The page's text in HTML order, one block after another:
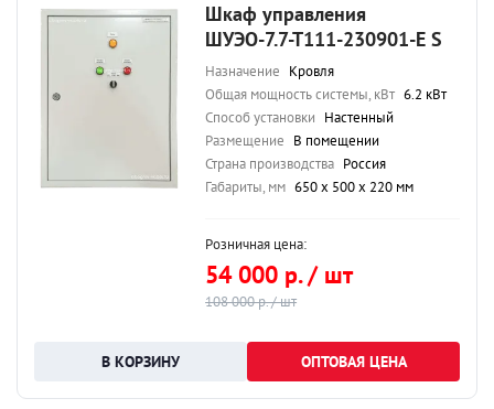
Шкаф управления
ШУЭО-7.7-Т111-230901-Е S
Назначение Кровля
Общая мощность системы, кВт 6.2 кВт
Способ установки Настенный
Размещение В помещении
Страна производства Россия
Габариты, мм 650 х 500 х 220 мм
Розничная цена:
54 000 р. / шт
108 000 р. / шт
ОПТОВАЯ ЦЕНА